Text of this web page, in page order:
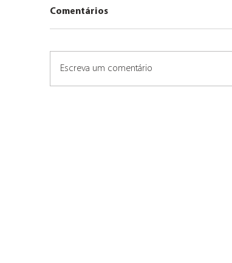
Comentários
Escreva um comentário